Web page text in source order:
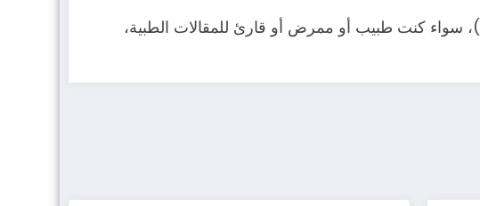
كل ما تحتاج معرفته حول القلب ومصطلحات الجهاز القلبي الوعائي (Cardiovascular system)، سواء كنت طبيب أو ممرض أو قارئ للمقالات الطبية،